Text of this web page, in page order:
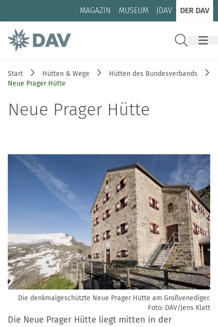
Zum Inhalt
Zur Footer-Navigation
MAGAZIN MUSEUM JDAV DER DAV
Start Hütten & Wege
Hütten des Bundesverbands
Neue Prager Hütte
Neue Prager Hütte
Die denkmalgeschützte Neue Prager Hütte am Großvenediger.
Foto: DAV/Jens Klatt
Die Neue Prager Hütte liegt mitten in der